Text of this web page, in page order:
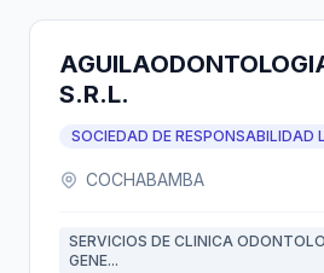
S.R.L.
SOCIEDAD DE RESPONSABILIDAD
COCHABAMBA
SERVICIOS DE CLINICA
GENE...